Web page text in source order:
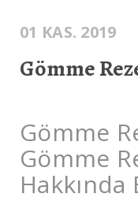
01 KAS. 2019
Gömme
Gömme
Gömme
Hakkında